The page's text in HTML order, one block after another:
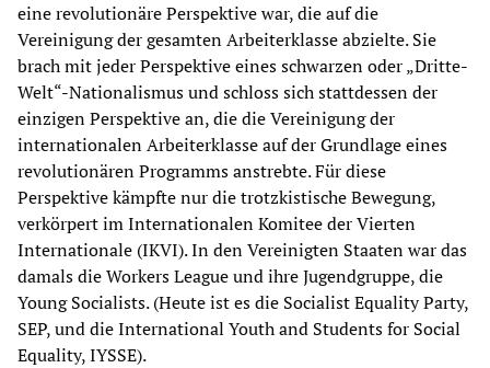
eine revolutionäre Perspektive war, die auf die
Vereinigung der gesamten Arbeiterklasse abzielte. Sie
brach mit jeder Perspektive eines schwarzen oder „Dritte-
Welt“-Nationalismus und schloss sich stattdessen der
einzigen Perspektive an, die die Vereinigung der
internationalen Arbeiterklasse auf der Grundlage eines
revolutionären Programms anstrebte. Für diese
Perspektive kämpfte nur die trotzkistische Bewegung,
verkörpert im Internationalen Komitee der Vierten
Internationale (IKVI). In den Vereinigten Staaten war das
damals die Workers League und ihre Jugendgruppe, die
Young Socialists. (Heute ist es die Socialist Equality Party,
SEP, und die International Youth and Students for Social
Equality, IYSSE).